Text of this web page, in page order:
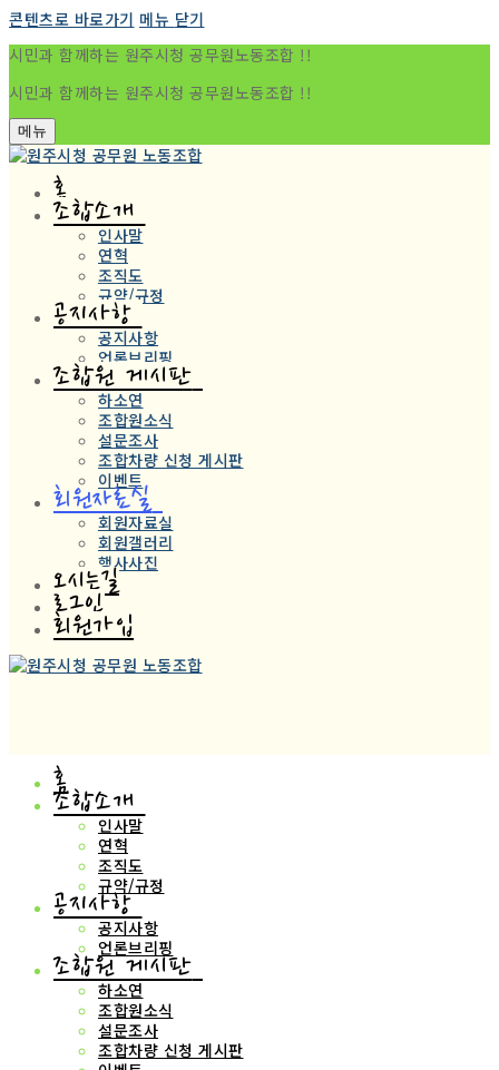
콘텐츠로 바로가기 메뉴 닫기
시민과 함께하는 원주시청 공무원노동조합 !!
시민과 함께하는 원주시청 공무원노동조합 !!
메뉴
홈
조합소개
인사말
연혁
조직도
규약/규정
공지사항
공지사항
언론브리핑
조합원 게시판
하소연
조합원소식
설문조사
조합차량 신청 게시판
이벤트
회원자료실
회원자료실
회원갤러리
행사사진
오시는길
로그인
회원가입
홈
조합소개
인사말
연혁
조직도
규약/규정
공지사항
공지사항
언론브리핑
조합원 게시판
하소연
조합원소식
설문조사
조합차량 신청 게시판